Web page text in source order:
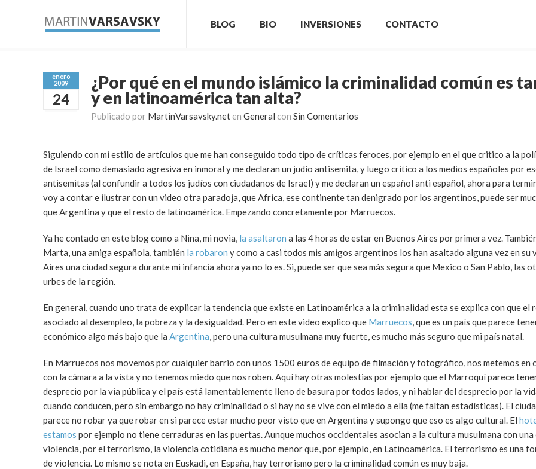
BLOG BIO INVERSIONES CONTACTO
enero
2009
24
¿Por qué en el mundo islámico la criminalidad común es
y en latinoamérica tan alta?
Publicado por MartinVarsavsky.net en General con Sin Comentarios
Siguiendo con mi estilo de artículos que me han conseguido todo tipo de críticas feroces, por ejemplo en el que critico a la
de Israel como demasiado agresiva en inmoral y me declaran un judío antisemita, y luego critico a los medios españoles por
antisemitas (al confundir a todos los judíos con ciudadanos de Israel) y me declaran un español anti español, ahora para
voy a contar e ilustrar con un video otra paradoja, que Africa, ese continente tan denigrado por los argentinos, puede ser
que Argentina y que el resto de latinoamérica. Empezando concretamente por Marruecos.
Ya he contado en este blog como a Nina, mi novia, la asaltaron a las 4 horas de estar en Buenos Aires por primera vez.
Marta, una amiga española, también la robaron y como a casi todos mis amigos argentinos los han asaltado alguna vez en su
Aires una ciudad segura durante mi infancia ahora ya no lo es. Si, puede ser que sea más segura que Mexico o San Pablo, las
urbes de la región.
En general, cuando uno trata de explicar la tendencia que existe en Latinoamérica a la criminalidad esta se explica con que el
asociado al desempleo, la pobreza y la desigualdad. Pero en este video explico que Marruecos, que es un país que parece
económico algo más bajo que la Argentina, pero una cultura musulmana muy fuerte, es mucho más seguro que mi país natal.
En Marruecos nos movemos por cualquier barrio con unos 1500 euros de equipo de filmación y fotográfico, nos metemos en
con la cámara a la vista y no tenemos miedo que nos roben. Aquí hay otras molestias por ejemplo que el Marroquí parece
desprecio por la via pública y el país está lamentablemente lleno de basura por todos lados, y ni hablar del desprecio por la
cuando conducen, pero sin embargo no hay criminalidad o si hay no se vive con el miedo a ella (me faltan estadísticas). El
parece no robar ya que robar en si parece estar mucho peor visto que en Argentina y supongo que eso es algo cultural. El
estamos por ejemplo no tiene cerraduras en las puertas. Aunque muchos occidentales asocian a la cultura musulmana con
violencia, por el terrorismo, la violencia cotidiana es mucho menor que, por ejemplo, en Latinoamérica. El terrorismo es una
de violencia. Lo mismo se nota en Euskadi, en España, hay terrorismo pero la criminalidad común es muy baja.